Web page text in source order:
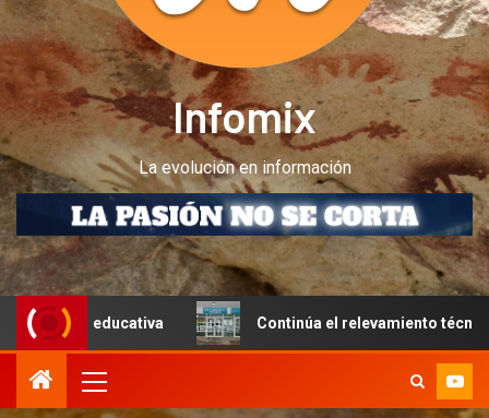
Infomix
La evolución en información
Continúa el relevamiento técnico en Perito